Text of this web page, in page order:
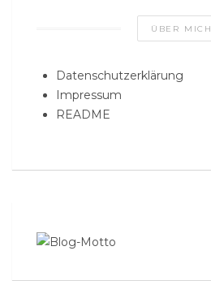
ÜBER MICH
Datenschutzerklärung
Impressum
README